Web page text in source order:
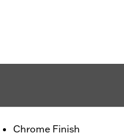
Chrome Finish